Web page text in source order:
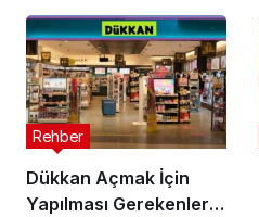
Dükkan Açmak İçin
Yapılması Gerekenler:
Rehber